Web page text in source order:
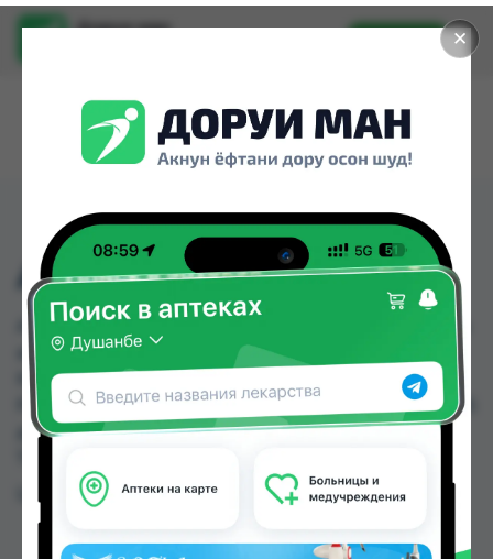
✕
Доруи ман
Установить
АРБИДОЛ ТБ №20
АРБИДОЛ ТБ №20 можно купить или заказать в
аптеках, Абубакри Карим, АЗИЗ ВАКО , Алишер-
К, Аптека Нур (Nur), Аптека оптовый 24, Аптека
Рахмат 2004, Аптека Рецепт по цене от 30.00 TJS
до 180.00 TJS в Душанбе и других городах
Цена: от30.00 TJS